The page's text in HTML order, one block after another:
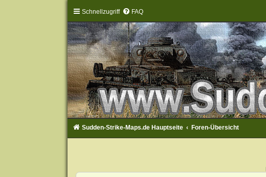
Schnellzugriff FAQ
Sudden-Strike-Maps.de Hauptseite Foren-Übersicht